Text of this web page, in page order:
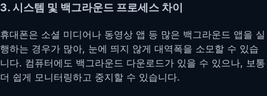
3. 시스템 및 백그라운드 프로세스 차이
휴대폰은 소셜 미디어나 동영상 앱 등 많은 백그라운드 앱을 실
행하는 경우가 많아, 눈에 띄지 않게 대역폭을 소모할 수 있습
니다. 컴퓨터에도 백그라운드 다운로드가 있을 수 있으나, 보통
더 쉽게 모니터링하고 중지할 수 있습니다.